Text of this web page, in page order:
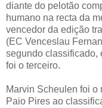
diante do pelotão
humano na recta da
vencedor da edição
(EC Venceslau
segundo classificado,
foi o terceiro.
Marvin Scheulen foi
Paio Pires ao